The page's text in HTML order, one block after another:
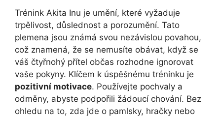
Trénink Akita Inu je umění, které vyžaduje
trpělivost, důslednost a porozumění. Tato
plemena jsou známá svou nezávislou povahou,
což znamená, že se nemusíte obávat, když se
váš čtyřnohý přítel občas rozhodne ignorovat
vaše pokyny. Klíčem k úspěšnému tréninku je
pozitivní motivace. Používejte pochvaly a
odměny, abyste podpořili žádoucí chování. Bez
ohledu na to, zda jde o pamlsky, hračky nebo